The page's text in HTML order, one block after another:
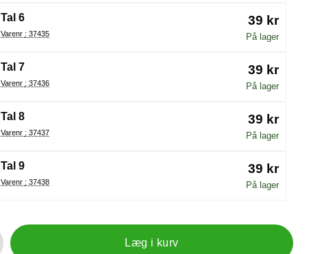
Tal 6
Varenr : 37435
39 kr
På lager
Tal 7
Varenr : 37436
39 kr
På lager
Tal 8
Varenr : 37437
39 kr
På lager
Tal 9
Varenr : 37438
39 kr
På lager
Læg i kurv